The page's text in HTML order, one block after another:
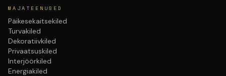
MAJATEENUSED
Päikesekaitsekiled
Turvakiled
Dekoratiivkiled
Privaatsuskiled
Interjöörkiled
Energiakiled